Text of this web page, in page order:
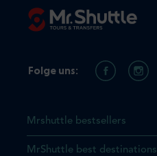
Mrshuttle bestsellers
MrShuttle best destinations
Folge uns: